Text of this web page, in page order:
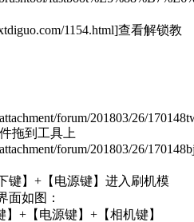
1154.html]查看解锁教
forum/201803/26/
拖到工具上
forum/201803/26/
键】+【电源键】进入刷机模
面如图：
+【电源键】+【相机键】